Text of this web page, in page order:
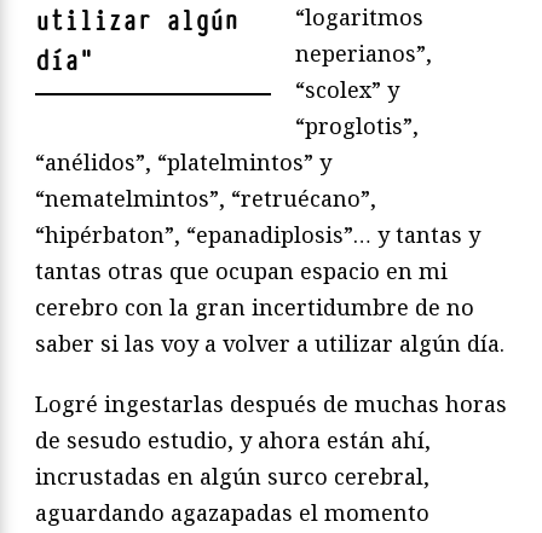
utilizar algún
día"
“logaritmos
neperianos”,
“scolex” y
“proglotis”,
“anélidos”, “platelmintos” y
“nematelmintos”, “retruécano”,
“hipérbaton”, “epanadiplosis”… y tantas y
tantas otras que ocupan espacio en mi
cerebro con la gran incertidumbre de no
saber si las voy a volver a utilizar algún día.
Logré ingestarlas después de muchas horas
de sesudo estudio, y ahora están ahí,
incrustadas en algún surco cerebral,
aguardando agazapadas el momento